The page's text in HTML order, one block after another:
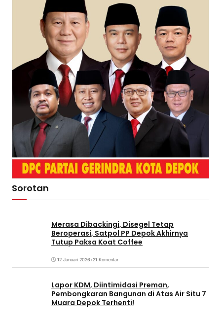
Sorotan
Merasa Dibackingi, Disegel Tetap
Beroperasi, Satpol PP Depok Akhirnya
Tutup Paksa Koat Coffee
12 Januari 2026•21 Komentar
Lapor KDM, Diintimidasi Preman,
Pembongkaran Bangunan di Atas Air Situ 7
Muara Depok Terhenti!